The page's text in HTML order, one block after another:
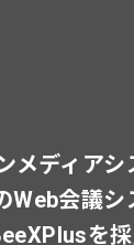
メディアシ
Web会議シ
を採